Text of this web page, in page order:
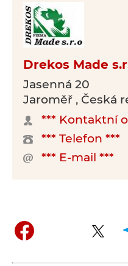
Drekos Made
Jasenná 20
Jaroměř , Česká
*** Kontaktní
*** Telefon ***
*** E-mail ***